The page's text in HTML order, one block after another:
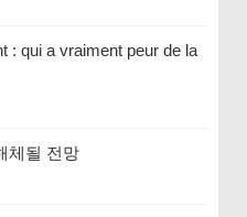
: qui a vraiment peur de la
체될 전망